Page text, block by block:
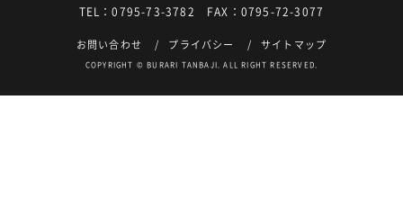
TEL：0795-73-3782 FAX：0795-72-3077
お問い合わせ プライバシー サイトマップ
COPYRIGHT © BURARI TANBAJI. ALL RIGHT RESERVED.